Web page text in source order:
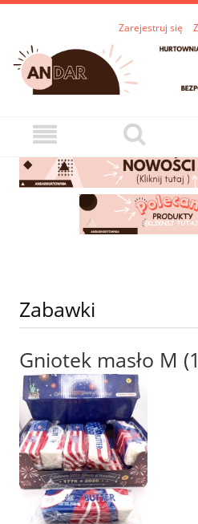
Zarejestruj się
Zabawki
Gniotek masło M